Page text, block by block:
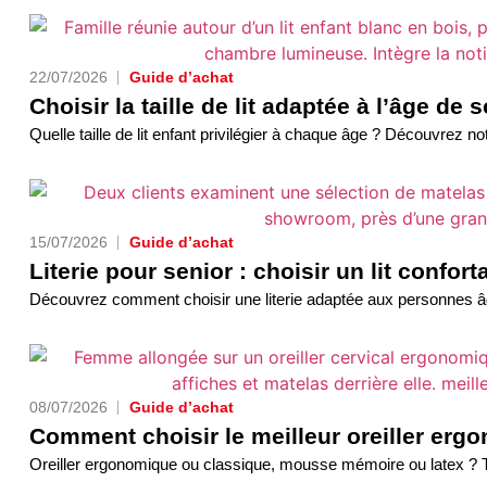
22/07/2026 Guide d’achat
Choisir la taille de lit adaptée à l’âge de
Quelle taille de lit enfant privilégier à chaque âge ? Découvrez
15/07/2026 Guide d’achat
Literie pour senior : choisir un lit
Découvrez comment choisir une literie adaptée aux personnes
08/07/2026 Guide d’achat
Comment choisir le meilleur oreiller
Oreiller ergonomique ou classique, mousse mémoire ou latex ?